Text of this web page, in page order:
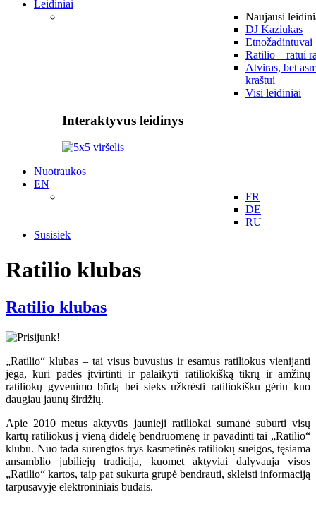
Leidiniai
Naujausi
DJ Kaziukas
Etnožadintuvai
Ratilio – ratui
Atviras, bet
kraštui
Visi leidiniai
Interaktyvus leidinys
Nuotraukos
EN
FR
DE
RU
Susisiek
Ratilio klubas
Ratilio klubas
„Ratilio“ klubas – tai visus buvusius ir esamus ratiliokus vienijanti
jėga, kuri padės įtvirtinti ir palaikyti ratiliokišką tikrų ir amžinų
ratiliokų gyvenimo būdą bei sieks užkrėsti ratiliokišku gėriu kuo
daugiau jaunų širdžių.
Apie 2010 metus aktyvūs jaunieji ratiliokai sumanė suburti visų
kartų ratiliokus į vieną didelę bendruomenę ir pavadinti tai „Ratilio“
klubu. Nuo tada surengtos trys kasmetinės ratiliokų sueigos, tęsiama
ansamblio jubiliejų tradicija, kuomet aktyviai dalyvauja visos
„Ratilio“ kartos, taip pat sukurta grupė bendrauti, skleisti informaciją
tarpusavyje elektroniniais būdais.